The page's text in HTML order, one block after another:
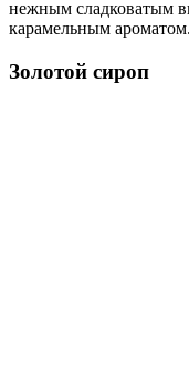
нежным сладковатым
карамельным ароматом.
Золотой сироп